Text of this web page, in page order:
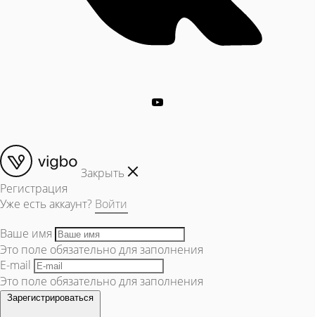
Закрыть
Регистрация
Уже есть аккаунт? Войти
Ваше имя
Это поле обязательно для заполнения
E-mail
Это поле обязательно для заполнения
Зарегистрироваться